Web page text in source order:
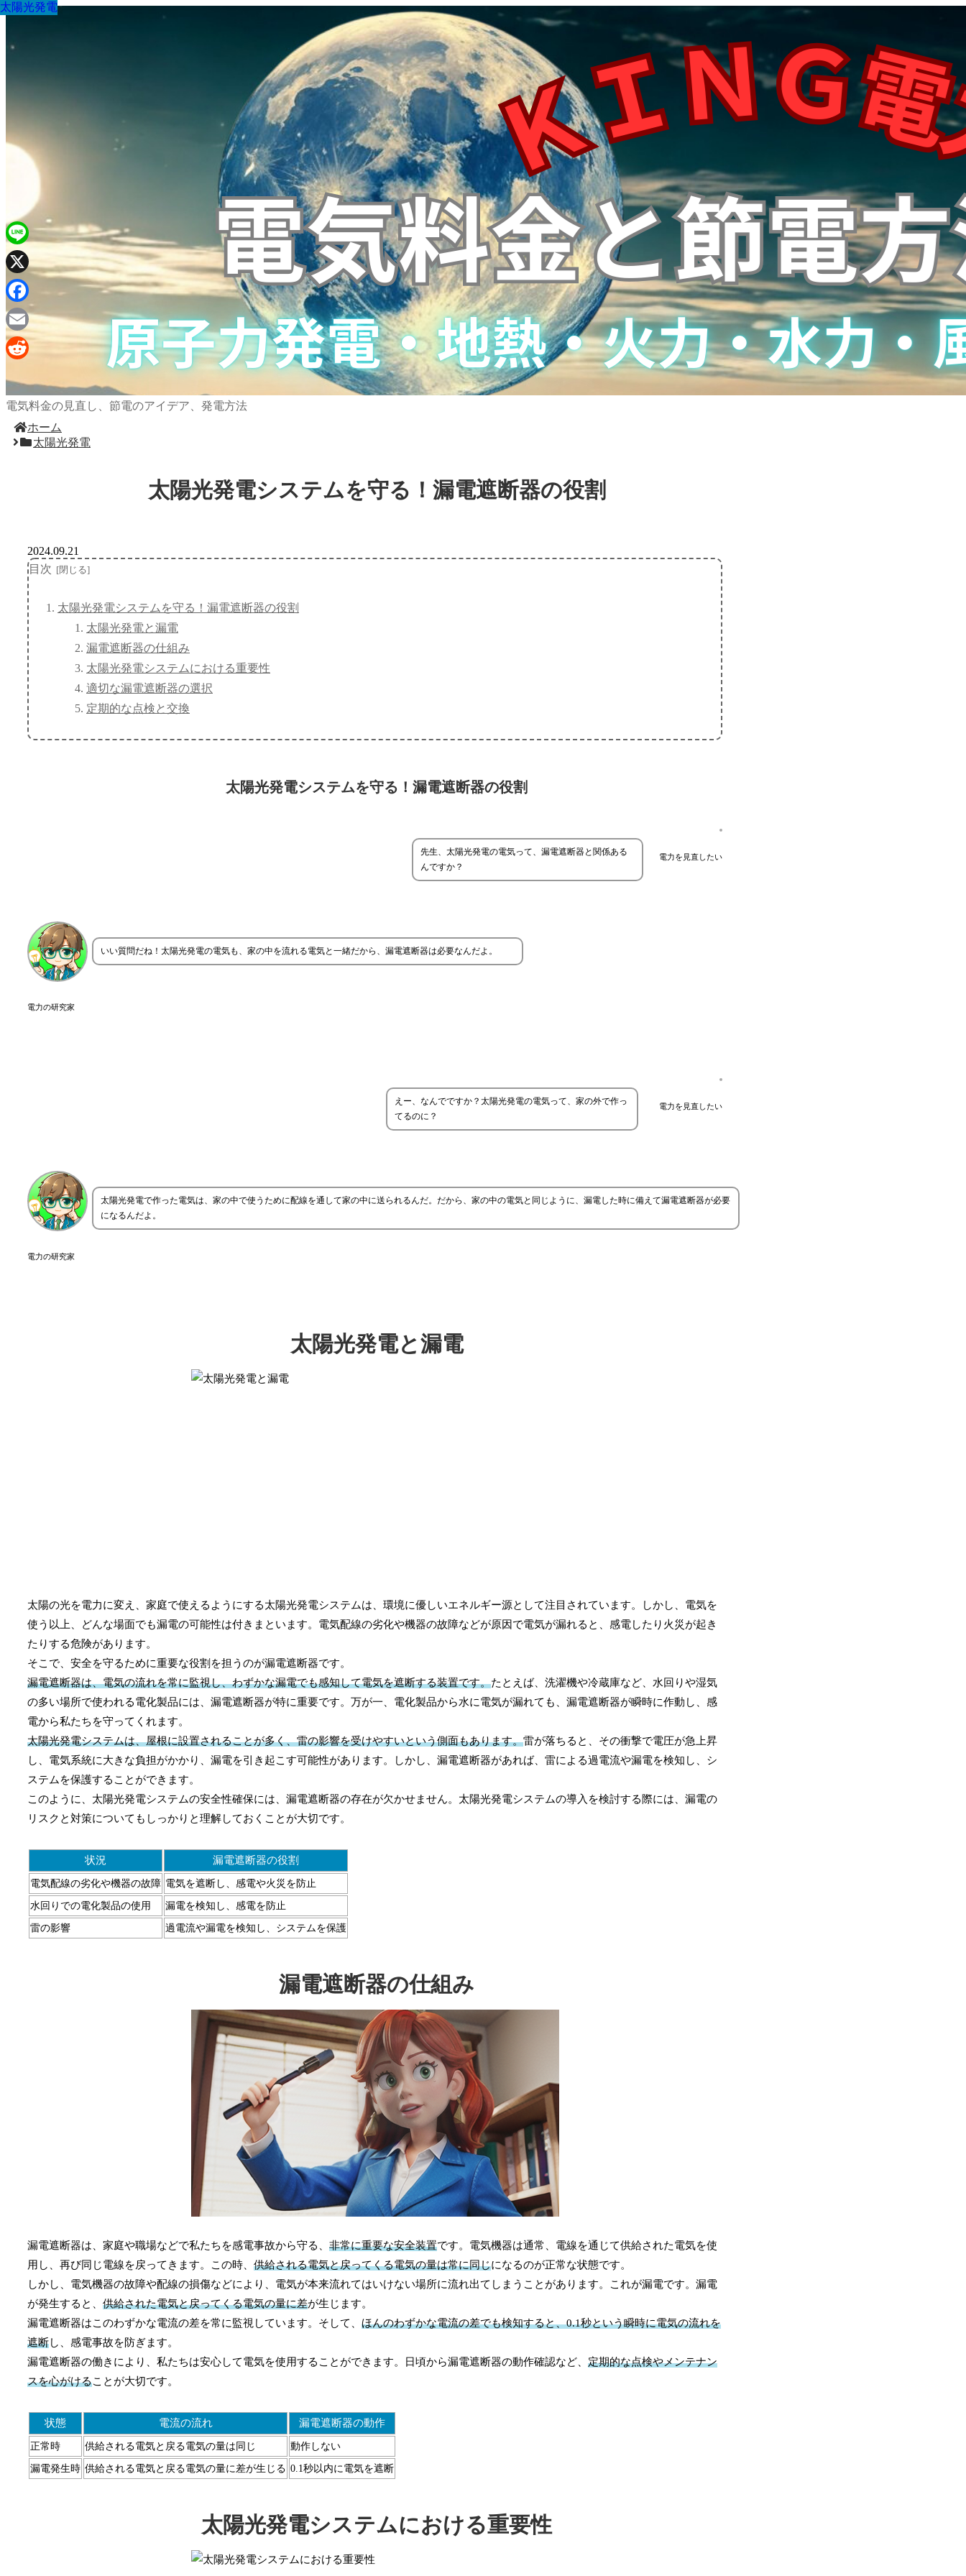
電気料金の見直し、節電のアイデア、発電方法
ホーム
太陽光発電
太陽光発電システムを守る！漏電遮断器の役割
太陽光発電
2024.09.21
目次
太陽光発電システムを守る！漏電遮断器の役割
太陽光発電と漏電
漏電遮断器の仕組み
太陽光発電システムにおける重要性
適切な漏電遮断器の選択
定期的な点検と交換
太陽光発電システムを守る！漏電遮断器の役割
電力を見直したい
先生、太陽光発電の電気って、漏電遮断器と関係ある
んですか？
電力の研究家
いい質問だね！太陽光発電の電気も、家の中を流れる電気と一緒だから、漏電遮断器は必要なんだよ。
電力を見直したい
えー、なんでですか？太陽光発電の電気って、家の外で作っ
てるのに？
電力の研究家
太陽光発電で作った電気は、家の中で使うために配線を通して家の中に送られるんだ。だから、家の中の電気と同じように、漏電した時に備えて漏電遮断器が必要
になるんだよ。
太陽光発電と漏電
太陽の光を電力に変え、家庭で使えるようにする太陽光発電システムは、環境に優しいエネルギー源として注目されています。しかし、電気を
使う以上、どんな場面でも漏電の可能性は付きまといます。電気配線の劣化や機器の故障などが原因で電気が漏れると、感電したり火災が起き
たりする危険があります。
そこで、安全を守るために重要な役割を担うのが漏電遮断器です。
漏電遮断器は、電気の流れを常に監視し、わずかな漏電でも感知して電気を遮断する装置です。たとえば、洗濯機や冷蔵庫など、水回りや湿気
の多い場所で使われる電化製品には、漏電遮断器が特に重要です。万が一、電化製品から水に電気が漏れても、漏電遮断器が瞬時に作動し、感
電から私たちを守ってくれます。
太陽光発電システムは、屋根に設置されることが多く、雷の影響を受けやすいという側面もあります。雷が落ちると、その衝撃で電圧が急上昇
し、電気系統に大きな負担がかかり、漏電を引き起こす可能性があります。しかし、漏電遮断器があれば、雷による過電流や漏電を検知し、シ
ステムを保護することができます。
このように、太陽光発電システムの安全性確保には、漏電遮断器の存在が欠かせません。太陽光発電システムの導入を検討する際には、漏電の
リスクと対策についてもしっかりと理解しておくことが大切です。
状況 漏電遮断器の役割
電気配線の劣化や機器の故障 電気を遮断し、感電や火災を防止
水回りでの電化製品の使用 漏電を検知し、感電を防止
雷の影響 過電流や漏電を検知し、システムを保護
漏電遮断器の仕組み
漏電遮断器は、家庭や職場などで私たちを感電事故から守る、 非常に重要な安全装置です。電気機器は通常、電線を通じて供給された電気を使
用し、再び同じ電線を戻ってきます。この時、 供給される電気と戻ってくる電気の量は常に同じになるのが正常な状態です。
しかし、電気機器の故障や配線の損傷などにより、電気が本来流れてはいけない場所に流れ出てしまうことがあります。これが漏電です。漏電
が発生すると、 供給された電気と戻ってくる電気の量に差が生じます。
漏電遮断器はこのわずかな電流の差を常に監視しています。そして、 ほんのわずかな電流の差でも検知すると、0.1秒という瞬時に電気の流れを
遮断し、感電事故を防ぎます。
漏電遮断器の働きにより、私たちは安心して電気を使用することができます。日頃から漏電遮断器の動作確認など、 定期的な点検やメンテナン
スを心がけることが大切です。
状態 電流の流れ 漏電遮断器の動作
正常時 供給される電気と戻る電気の量は同じ 動作しない
漏電発生時 供給される電気と戻る電気の量に差が生じる 0.1秒以内に電気を遮断
太陽光発電システムにおける重要性
太陽光発電
太陽光発電
太陽光発電
太陽光発電
太陽光発電
太陽光発電
太陽光発電
太陽光発電
Line
X
Facebook
Email